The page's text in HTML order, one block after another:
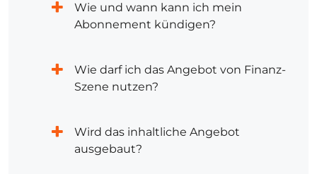
Wie und wann kann ich mein
Abonnement kündigen?
Wie darf ich das Angebot von Finanz-
Szene nutzen?
Wird das inhaltliche Angebot
ausgebaut?